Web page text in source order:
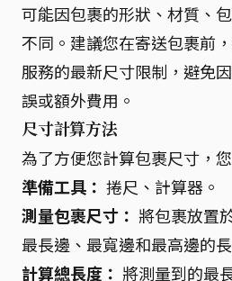
可能因包裹的形狀、材質、
不同。建議您在寄送包裹前
服務的最新尺寸限制，避免
誤或額外費用。
尺寸計算方法
為了方便您計算包裹尺寸，
準備工具： 捲尺、計算器。
測量包裹尺寸： 將包裹放置
最長邊、最寬邊和最高邊的
計算總長度： 將測量到的最